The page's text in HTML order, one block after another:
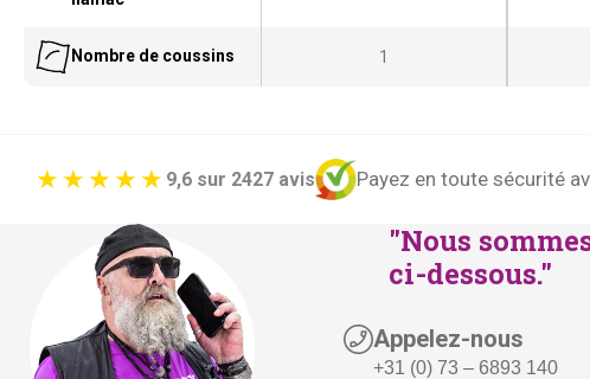
Nombre de coussins 1
Payez en toute sécurité
9,6 sur 2427 avis
"Nous
ci-dessous."
Appelez-nous
+31 (0) 73 – 6893 140